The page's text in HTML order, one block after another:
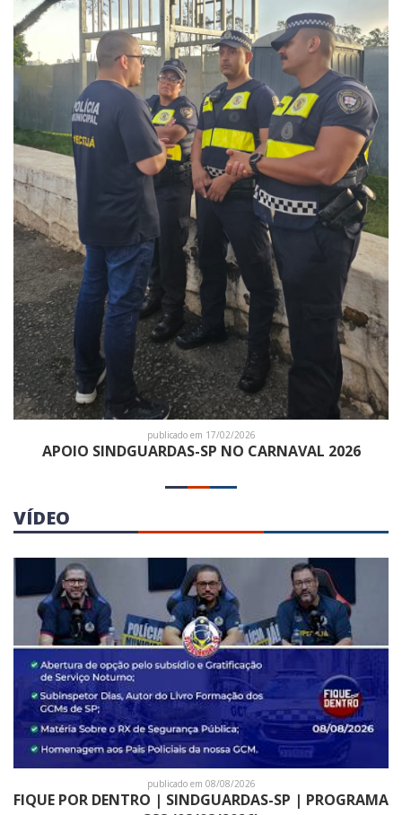
publicado em 17/02/2026
APOIO SINDGUARDAS-SP NO CARNAVAL 2026
VÍDEO
publicado em 08/08/2026
FIQUE POR DENTRO | SINDGUARDAS-SP | PROGRAMA